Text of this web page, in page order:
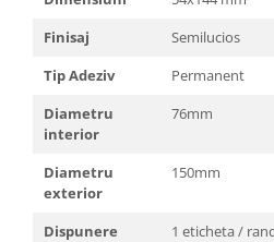
Finisaj
Semilucios
Tip Adeziv
Permanent
Diametru
interior
76mm
Diametru
exterior
150mm
Dispunere
1 eticheta /